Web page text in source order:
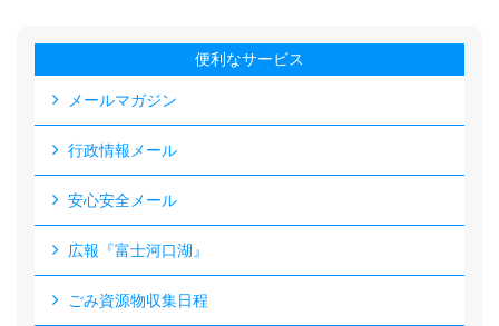
便利なサービス
メールマガジン
行政情報メール
安心安全メール
広報『富士河口湖』
ごみ資源物収集日程